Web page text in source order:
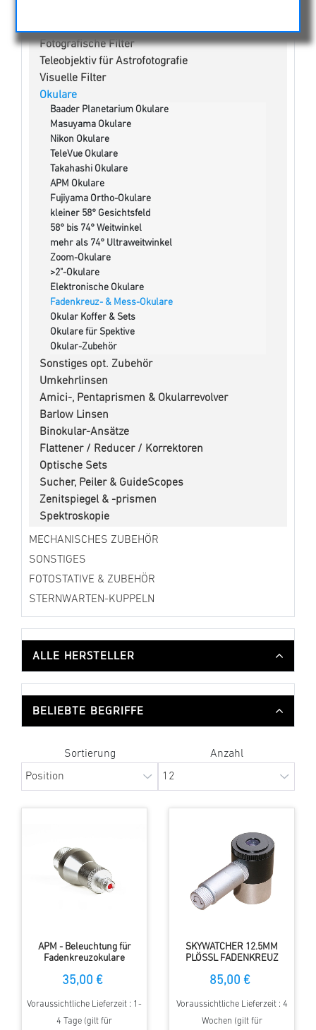
Fotografische Filter
Teleobjektiv für Astrofotografie
Visuelle Filter
Okulare
Baader Planetarium Okulare
Masuyama Okulare
Nikon Okulare
TeleVue Okulare
Takahashi Okulare
APM Okulare
Fujiyama Ortho-Okulare
kleiner 58° Gesichtsfeld
58° bis 74° Weitwinkel
mehr als 74° Ultraweitwinkel
Zoom-Okulare
>2"-Okulare
Elektronische Okulare
Fadenkreuz- & Mess-Okulare
Okular Koffer & Sets
Okulare für Spektive
Okular-Zubehör
Sonstiges opt. Zubehör
Umkehrlinsen
Amici-, Pentaprismen & Okularrevolver
Barlow Linsen
Binokular-Ansätze
Flattener / Reducer / Korrektoren
Optische Sets
Sucher, Peiler & GuideScopes
Zenitspiegel & -prismen
Spektroskopie
MECHANISCHES ZUBEHÖR
SONSTIGES
FOTOSTATIVE & ZUBEHÖR
STERNWARTEN-KUPPELN
ALLE HERSTELLER
BELIEBTE BEGRIFFE
Sortierung Anzahl
APM - Beleuchtung für
Fadenkreuzokulare
35,00 €
Voraussichtliche Lieferzeit : 1-
4 Tage (gilt für
SKYWATCHER 12.5MM
PLÖSSL FADENKREUZ
85,00 €
Voraussichtliche Lieferzeit : 4
Wochen (gilt für